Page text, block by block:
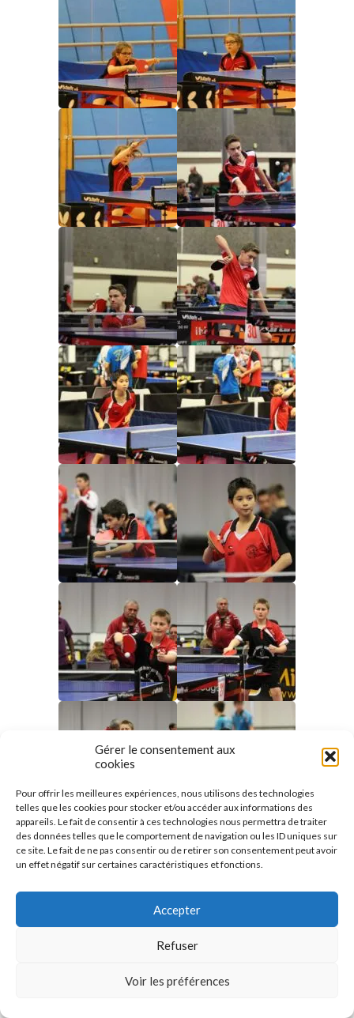
Gérer le consentement aux
cookies
Pour offrir les meilleures expériences, nous utilisons des technologies
telles que les cookies pour stocker et/ou accéder aux informations des
appareils. Le fait de consentir à ces technologies nous permettra de traiter
des données telles que le comportement de navigation ou les ID uniques sur
ce site. Le fait de ne pas consentir ou de retirer son consentement peut avoir
un effet négatif sur certaines caractéristiques et fonctions.
Accepter
Refuser
Voir les préférences